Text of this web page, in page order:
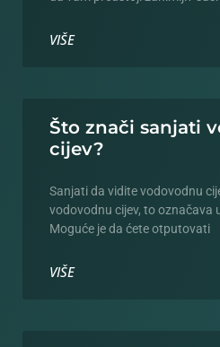
VIŠE
Što znači sanjati
cijev?
Sanjati da vidite vodovodnu
vodovodnu cijev, to označava
Moguće je da ćete otputovati
VIŠE